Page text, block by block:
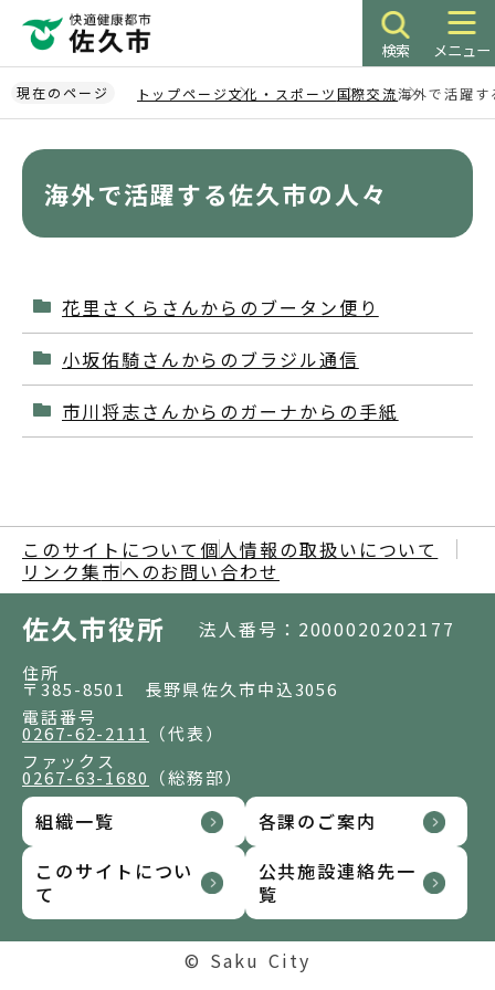
ペ
ー
ジ
検索 メニュー
現在のページ トップページ文化・スポーツ国際交流海外で活躍
海外で活躍する佐久市の人々
花里さくらさんからのブータン便り
小坂佑騎さんからのブラジル通信
市川将志さんからのガーナからの手紙
このサイトについて 個人情報の取扱いについて
リンク集市へのお問い合わせ
佐久市役所 法人番号：2000020202177
住所
〒385-8501 長野県佐久市中込3056
電話番号
0267-62-2111
（代表）
ファックス
0267-63-1680 （総務部）
組織一覧
各課のご案内
このサイトについ
て
公共施設連絡先一
覧
© Saku City